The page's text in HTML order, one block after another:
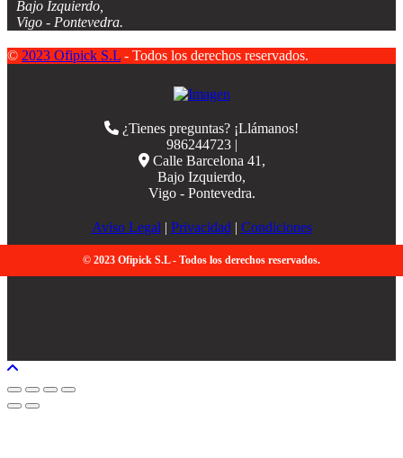
Bajo Izquierdo,
Vigo - Pontevedra.
© 2023 Ofipick S.L - Todos los derechos reservados.
¿Tienes preguntas? ¡Llámanos!
986244723 |
Calle Barcelona 41,
Bajo Izquierdo,
Vigo - Pontevedra.
Aviso Legal| Privacidad| Condiciones
© 2023 Ofipick S.L - Todos los derechos reservados.